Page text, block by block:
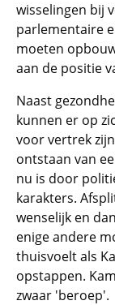
wisselingen bij
parlementaire
moeten
aan de positie
Naast
kunnen er op
voor vertrek
ontstaan van
nu is door
karakters.
wenselijk en
enige andere
thuisvoelt als
opstappen.
zwaar 'beroep'.